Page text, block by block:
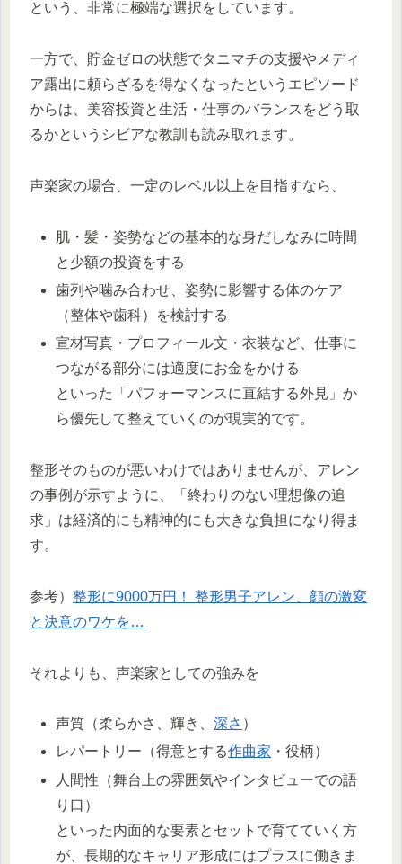
という、非常に極端な選択をしています。
一方で、貯金ゼロの状態でタニマチの支援やメディ
ア露出に頼らざるを得なくなったというエピソード
からは、美容投資と生活・仕事のバランスをどう取
るかというシビアな教訓も読み取れます。
声楽家の場合、一定のレベル以上を目指すなら、
肌・髪・姿勢などの基本的な身だしなみに時間
と少額の投資をする
歯列や噛み合わせ、姿勢に影響する体のケア
（整体や歯科）を検討する
宣材写真・プロフィール文・衣装など、仕事に
つながる部分には適度にお金をかける
といった「パフォーマンスに直結する外見」か
ら優先して整えていくのが現実的です。
整形そのものが悪いわけではありませんが、アレン
の事例が示すように、「終わりのない理想像の追
求」は経済的にも精神的にも大きな負担になり得ま
す。
参考） 整形に9000万円！ 整形男子アレン、顔の激変
と決意のワケを…
それよりも、声楽家としての強みを
声質（柔らかさ、輝き、深さ ）
レパートリー（得意とする作曲家 ・役柄）
人間性（舞台上の雰囲気やインタビューでの語
り口）
といった内面的な要素とセットで育てていく方
が、長期的なキャリア形成にはプラスに働きま